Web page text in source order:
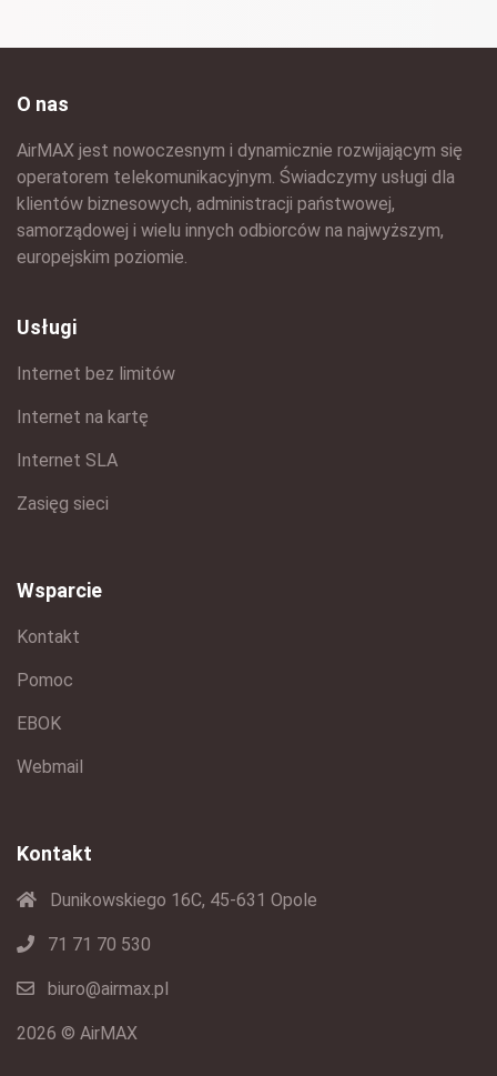
O nas
AirMAX jest nowoczesnym i dynamicznie rozwijającym się
operatorem telekomunikacyjnym. Świadczymy usługi dla
klientów biznesowych, administracji państwowej,
samorządowej i wielu innych odbiorców na najwyższym,
europejskim poziomie.
Usługi
Internet bez limitów
Internet na kartę
Internet SLA
Zasięg sieci
Wsparcie
Kontakt
Pomoc
EBOK
Webmail
Kontakt
Dunikowskiego 16C, 45-631 Opole
71 71 70 530
biuro@airmax.pl
2026 © AirMAX